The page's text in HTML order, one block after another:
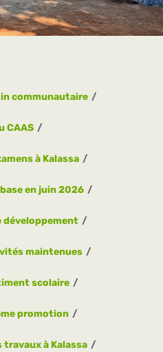
communautaire
CAAS
à Kalassa
en juin 2026
développement
maintenues
scolaire
promotion
travaux à Kalassa